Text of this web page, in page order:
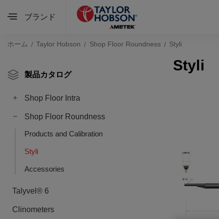
ブランド
ホーム Taylor Hobson Shop Floor Roundness Styli
製品カタログ
Shop Floor Intra
Shop Floor Roundness
Products and Calibration
Styli
Accessories
Talyvel® 6
Clinometers
Styli